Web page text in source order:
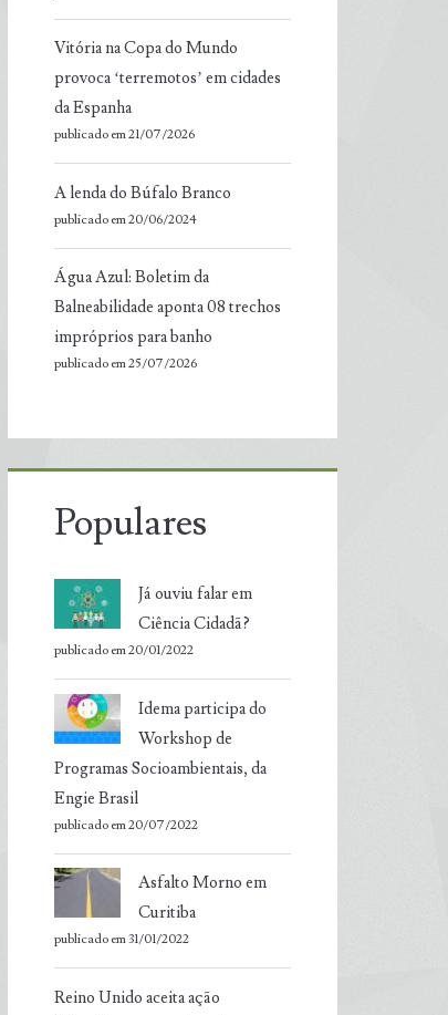
Vitória na Copa do Mundo
provoca ‘terremotos’ em cidades
da Espanha
publicado em 21/07/2026
A lenda do Búfalo Branco
publicado em 20/06/2024
Água Azul: Boletim da
Balneabilidade aponta 08 trechos
impróprios para banho
publicado em 25/07/2026
Populares
Já ouviu falar em
Ciência Cidadã?
publicado em 20/01/2022
Idema participa do
Workshop de
Programas Socioambientais, da
Engie Brasil
publicado em 20/07/2022
Asfalto Morno em
Curitiba
publicado em 31/01/2022
Reino Unido aceita ação